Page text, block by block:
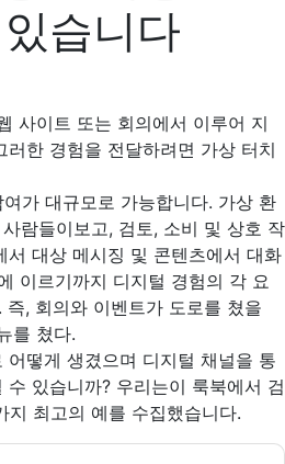
습니다
사이트 또는 회의에서 이루어 지
한 경험을 전달하려면 가상 터치
가 대규모로 가능합니다. 가상 환
람들이보고, 검토, 소비 및 상호 작
서 대상 메시징 및 콘텐츠에서 대화
이르기까지 디지털 경험의 각 요
, 회의와 이벤트가 도로를 쳤을
를 쳤다.
어떻게 생겼으며 디지털 채널을 통
있습니까? 우리는이 룩북에서 검
지 최고의 예를 수집했습니다.